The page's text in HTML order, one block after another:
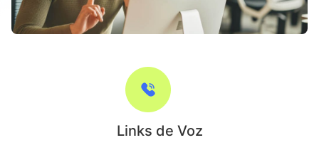
Links de Voz